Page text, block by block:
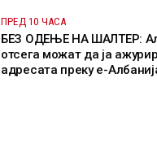
ПРЕД 10 ЧАСА
БЕЗ ОДЕЊЕ НА ШАЛТЕР:
отсега можат да ја
адресата преку е-